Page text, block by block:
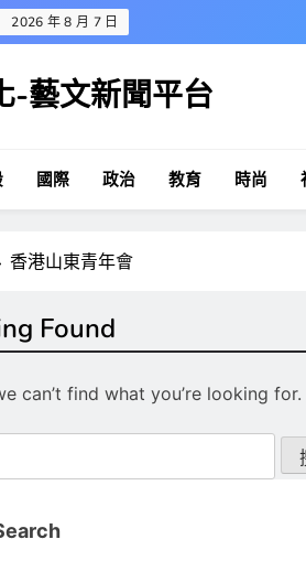
2026 年 8 月 7 日
-藝文新聞平台
國際 政治 教育 時尚
香港山東青年會
Found
can’t find what you’re looking